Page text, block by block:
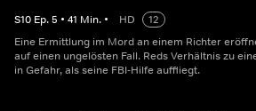
S10 Ep.5 • 41 Min. • HD
12
Eine Ermittlung im Mord an einem Richter
auf einen ungelösten Fall. Reds Verhältnis zu
in Gefahr, als seine FBI-Hilfe auffliegt.